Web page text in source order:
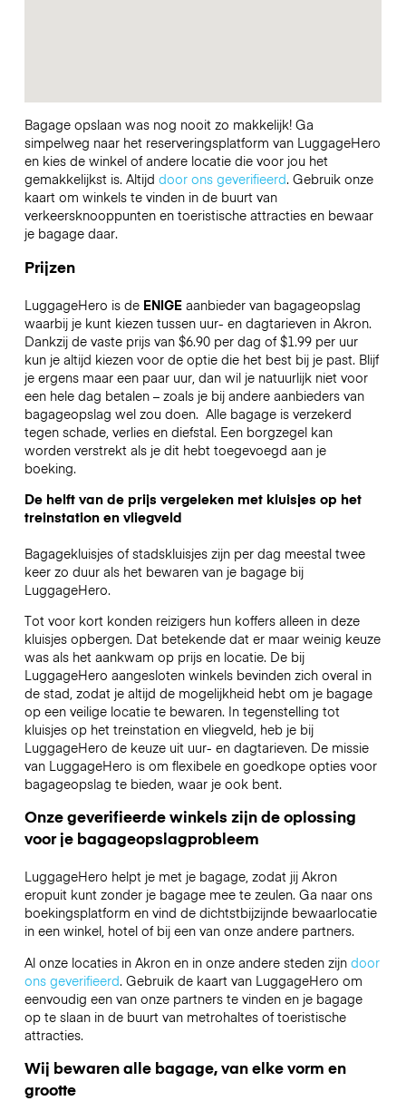
Bagage opslaan was nog nooit zo makkelijk! Ga
simpelweg naar het reserveringsplatform van LuggageHero
en kies de winkel of andere locatie die voor jou het
gemakkelijkst is. Altijd door ons geverifieerd. Gebruik onze
kaart om winkels te vinden in de buurt van
verkeersknooppunten en toeristische attracties en bewaar
je bagage daar.
Prijzen
LuggageHero is de ENIGEaanbieder van bagageopslag
waarbij je kunt kiezen tussen uur- en dagtarieven in Akron.
Dankzij de vaste prijs van $6.90 per dag of $1.99 per uur
kun je altijd kiezen voor de optie die het best bij je past. Blijf
je ergens maar een paar uur, dan wil je natuurlijk niet voor
een hele dag betalen – zoals je bij andere aanbieders van
bagageopslag wel zou doen. Alle bagage is verzekerd
tegen schade, verlies en diefstal. Een borgzegel kan
worden verstrekt als je dit hebt toegevoegd aan je
boeking.
De helft van de prijs vergeleken met kluisjes op het
treinstation en vliegveld
Bagagekluisjes of stadskluisjes zijn per dag meestal twee
keer zo duur als het bewaren van je bagage bij
LuggageHero.
Tot voor kort konden reizigers hun koffers alleen in deze
kluisjes opbergen. Dat betekende dat er maar weinig keuze
was als het aankwam op prijs en locatie. De bij
LuggageHero aangesloten winkels bevinden zich overal in
de stad, zodat je altijd de mogelijkheid hebt om je bagage
op een veilige locatie te bewaren. In tegenstelling tot
kluisjes op het treinstation en vliegveld, heb je bij
LuggageHero de keuze uit uur- en dagtarieven. De missie
van LuggageHero is om flexibele en goedkope opties voor
bagageopslag te bieden, waar je ook bent.
Onze geverifieerde winkels zijn de oplossing
voor je bagageopslagprobleem
LuggageHero helpt je met je bagage, zodat jij Akron
eropuit kunt zonder je bagage mee te zeulen. Ga naar ons
boekingsplatform en vind de dichtstbijzijnde bewaarlocatie
in een winkel, hotel of bij een van onze andere partners.
Al onze locaties in Akron en in onze andere steden zijn door
ons geverifieerd. Gebruik de kaart van LuggageHero om
eenvoudig een van onze partners te vinden en je bagage
op te slaan in de buurt van metrohaltes of toeristische
attracties.
Wij bewaren alle bagage, van elke vorm en
grootte